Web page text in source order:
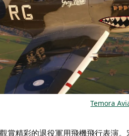
Temora
賞精彩的退役軍用飛機飛行表演。